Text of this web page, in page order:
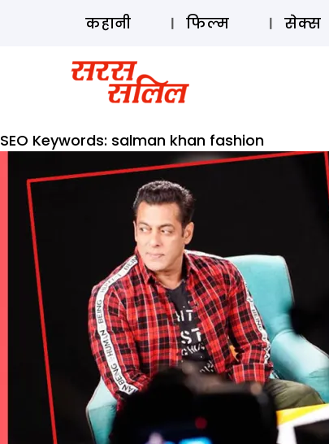
कहानी फिल्म सेक्स
SEO Keywords: salman khan fashion